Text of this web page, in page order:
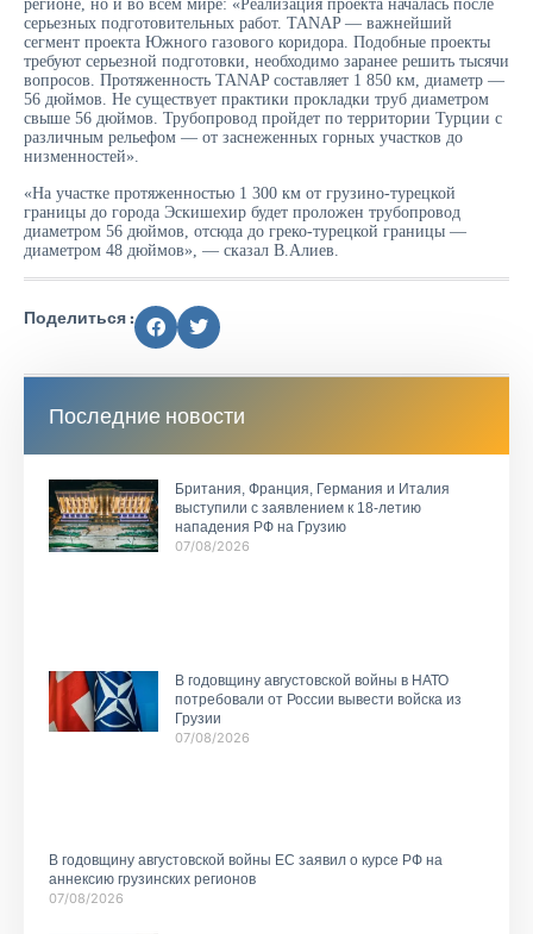
регионе, но и во всем мире: «Реализация проекта началась после
серьезных подготовительных работ. TANAP — важнейший
сегмент проекта Южного газового коридора. Подобные проекты
требуют серьезной подготовки, необходимо заранее решить тысячи
вопросов. Протяженность TANAP составляет 1 850 км, диаметр —
56 дюймов. Не существует практики прокладки труб диаметром
свыше 56 дюймов. Трубопровод пройдет по территории Турции с
различным рельефом — от заснеженных горных участков до
низменностей».
«На участке протяженностью 1 300 км от грузино-турецкой
границы до города Эскишехир будет проложен трубопровод
диаметром 56 дюймов, отсюда до греко-турецкой границы —
диаметром 48 дюймов», — сказал В.Алиев.
Поделиться :
Последние новости
Британия, Франция, Германия и Италия
выступили с заявлением к 18-летию
нападения РФ на Грузию
07/08/2026
В годовщину августовской войны в НАТО
потребовали от России вывести войска из
Грузии
07/08/2026
В годовщину августовской войны ЕС заявил о курсе РФ на
аннексию грузинских регионов
07/08/2026